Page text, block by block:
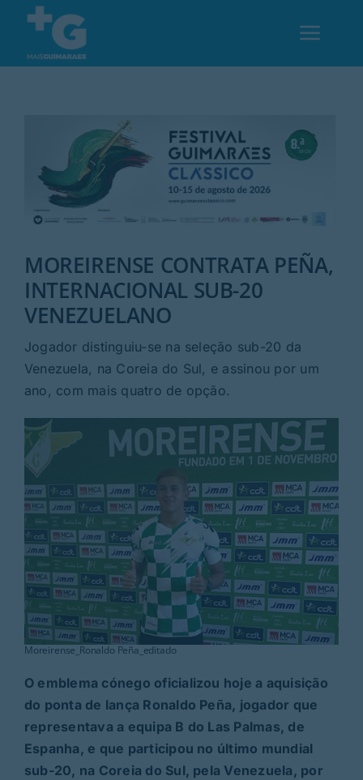
content
Desporto
Opinião
Região
Rubricas
Jornal
Revista
Search
For:
MOREIRENSE CONTRATA PEÑA,
INTERNACIONAL SUB-20
VENEZUELANO
Jogador distinguiu-se na seleção sub-20 da
Venezuela, na Coreia do Sul, e assinou por um
ano, com mais quatro de opção.
Moreirense_Ronaldo Peña_editado
O emblema cónego oficializou hoje a aquisição
do ponta de lança Ronaldo Peña, jogador que
representava a equipa B do Las Palmas, de
Espanha, e que participou no último mundial
sub-20, na Coreia do Sul, pela Venezuela, por